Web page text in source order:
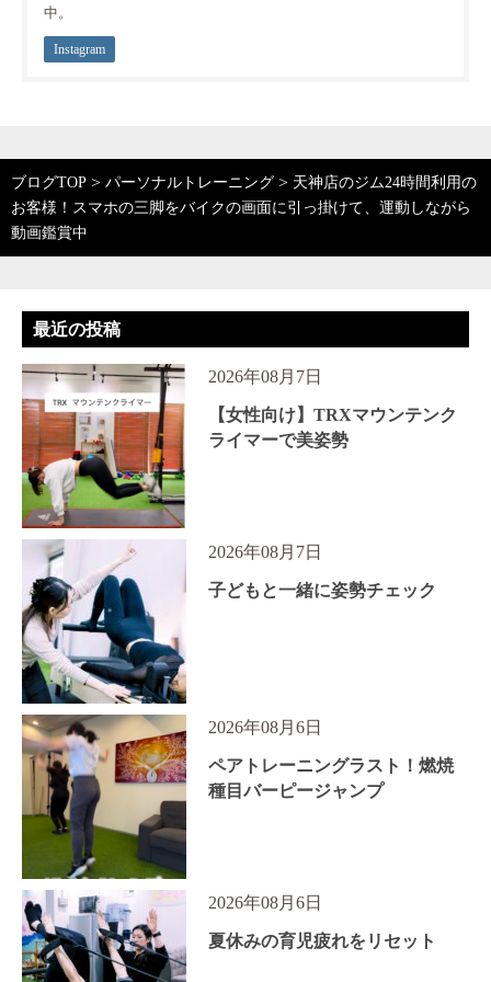
中。
Instagram
ブログTOP > パーソナルトレーニング > 天神店のジム24時間利用の
お客様！スマホの三脚をバイクの画面に引っ掛けて、運動しながら
動画鑑賞中
最近の投稿
2026年08月7日
【女性向け】TRXマウンテンク
ライマーで美姿勢
2026年08月7日
子どもと一緒に姿勢チェック
2026年08月6日
ペアトレーニングラスト！燃焼
種目バーピージャンプ
2026年08月6日
夏休みの育児疲れをリセット